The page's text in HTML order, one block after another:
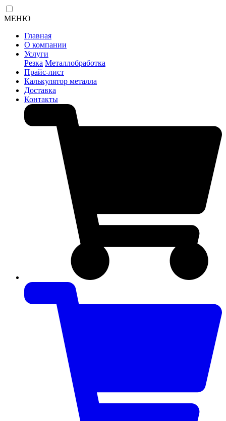
МЕНЮ
Главная
О компании
Услуги
Резка Металлобработка
Прайс-лист
Калькулятор металла
Доставка
Контакты